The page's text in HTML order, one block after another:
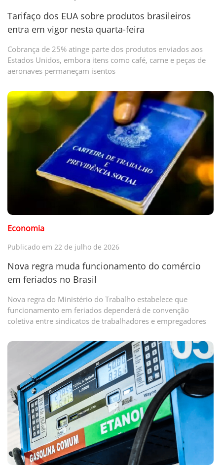
Tarifaço dos EUA sobre produtos brasileiros
entra em vigor nesta quarta-feira
Cobrança de 25% atinge parte dos produtos enviados aos
Estados Unidos, embora itens como café, carne e peças de
aeronaves permaneçam isentos
Economia
Publicado em 22 de julho de 2026
Nova regra muda funcionamento do comércio
em feriados no Brasil
Nova regra do Ministério do Trabalho estabelece que
funcionamento em feriados dependerá de convenção
coletiva entre sindicatos de trabalhadores e empregadores